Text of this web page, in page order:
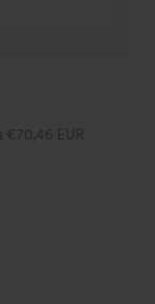
€70,46 EUR